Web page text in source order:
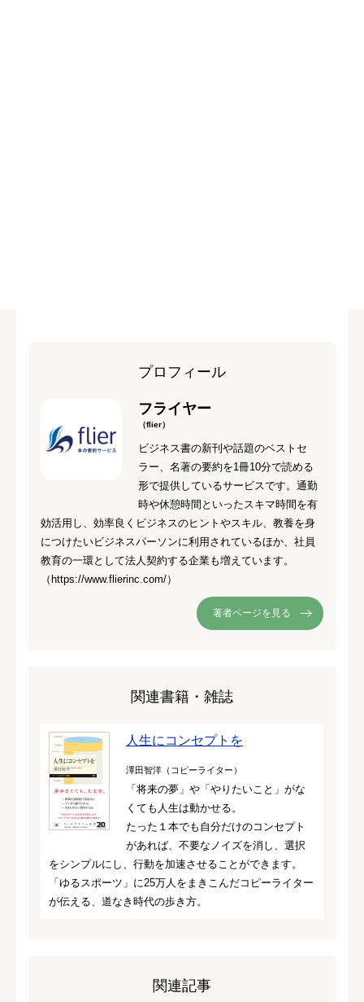
プロフィール
フライヤー
（flier）
ビジネス書の新刊や話題のベストセ
ラー、名著の要約を1冊10分で読める
形で提供しているサービスです。通勤
時や休憩時間といったスキマ時間を有
効活用し、効率良くビジネスのヒントやスキル、教養を身
につけたいビジネスパーソンに利用されているほか、社員
教育の一環として法人契約する企業も増えています。
（https://www.flierinc.com/）
著者ページを見る
関連書籍・雑誌
人生にコンセプトを
澤田智洋（コピーライター）
「将来の夢」や「やりたいこと」がな
くても人生は動かせる。
たった１本でも自分だけのコンセプト
があれば、不要なノイズを消し、選択
をシンプルにし、行動を加速させることができます。
「ゆるスポーツ」に25万人をまきこんだコピーライター
が伝える、道なき時代の歩き方。
関連記事